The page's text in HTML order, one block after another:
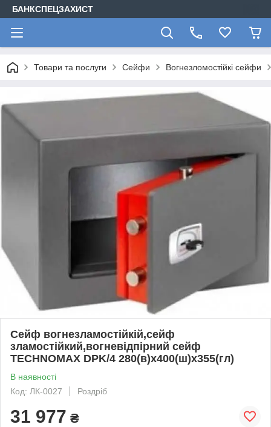
БАНКСПЕЦЗАХИСТ
Товари та послуги Сейфи Вогнезломостійкі сейфи
Сейф вогнезламостійкій,сейф
зламостійкий,вогневідпірний сейф
TECHNOMAX DPK/4 280(в)х400(ш)х355(гл)
В наявності
Код: ЛК-0027
Роздріб
31 977 ₴